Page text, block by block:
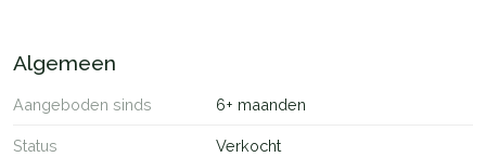
Algemeen
Aangeboden sinds 6+ maanden
Status Verkocht